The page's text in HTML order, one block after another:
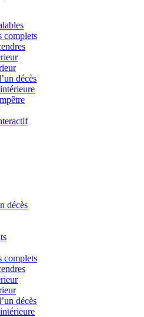
complets
décès
décès
complets
décès